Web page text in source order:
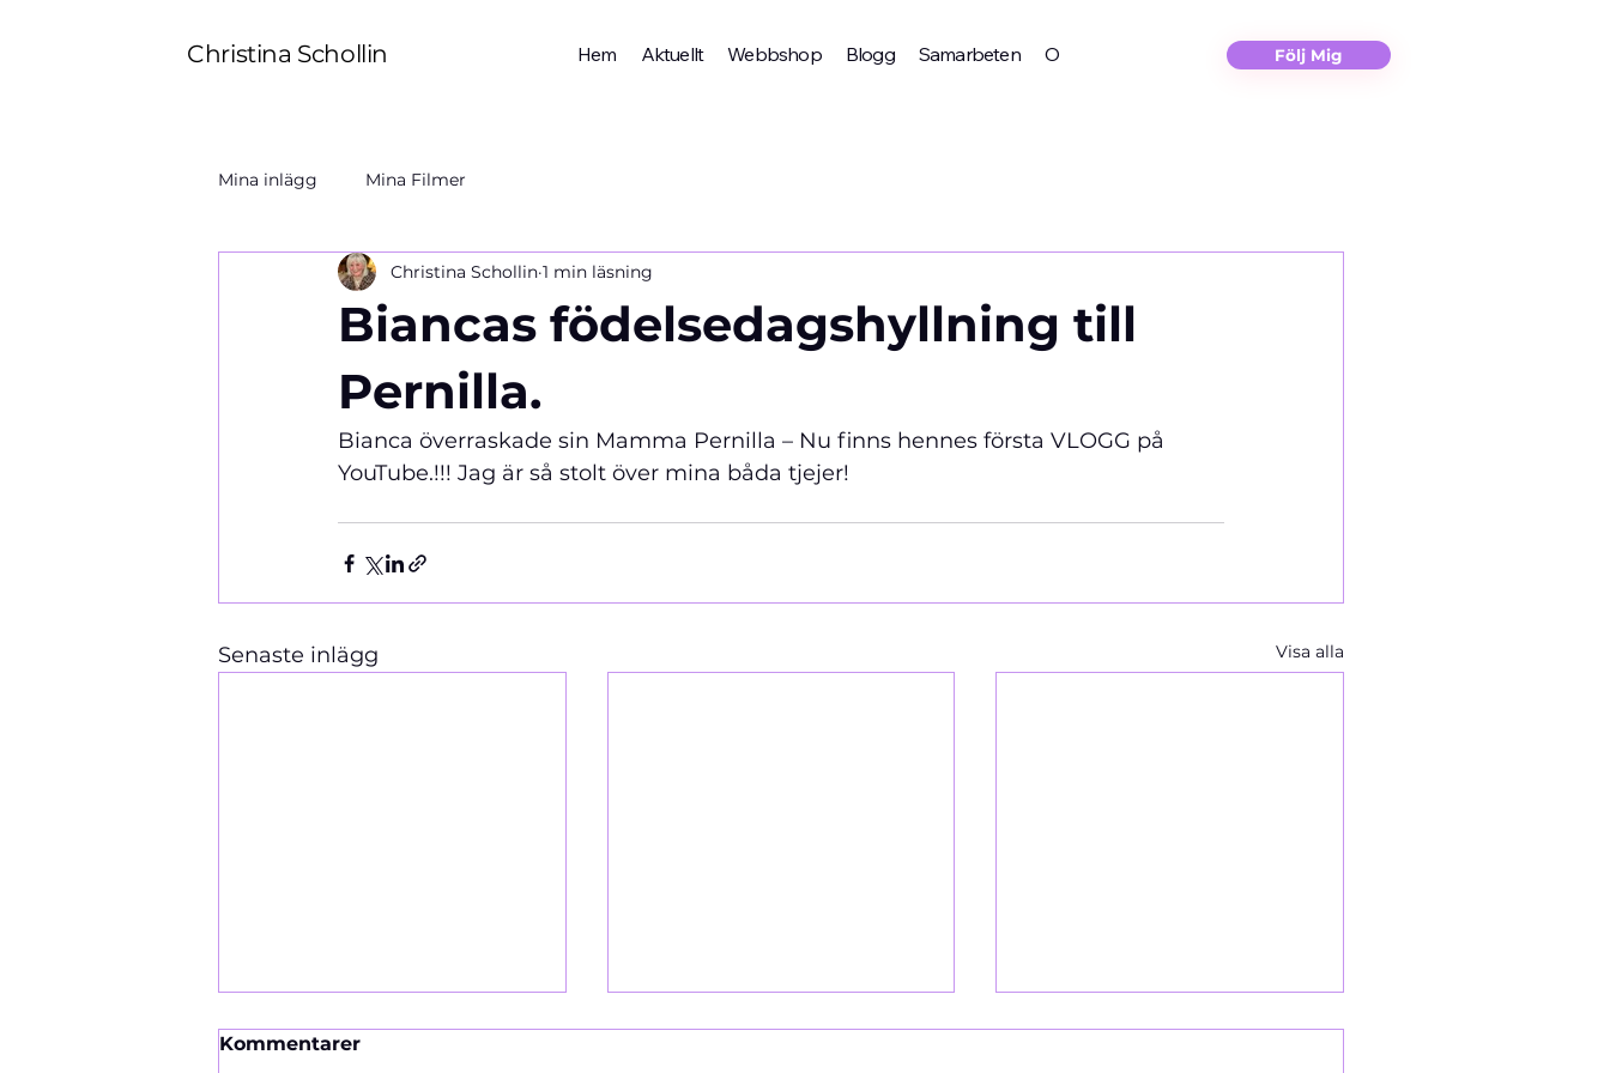
Christina Schollin Hem Aktuellt Webbshop Blogg Samarbeten Om Christina Kontakt Följ Mig
Mina inlägg Mina Filmer
Biancas födelsedagshyllning till
Pernilla.
Christina Schollin 1 min läsning
Bianca överraskade sin Mamma Pernilla – Nu finns hennes första VLOGG på
YouTube.!!! Jag är så stolt över mina båda tjejer!
Senaste inlägg Visa alla
Kommentarer